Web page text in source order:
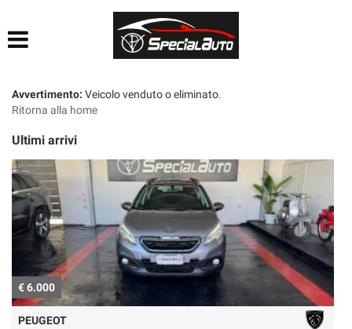
LISTA VEICOLI
FINANZIAMENTI
PRATICHE AUTO
CONTATTI
ACQUISTIAMO USATO
Avvertimento: Veicolo venduto o eliminato.
Ritorna alla home
Ultimi arrivi
€ 6.000
PEUGEOT